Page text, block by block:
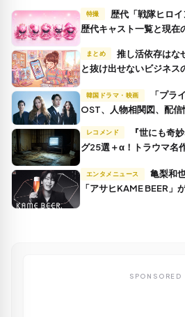
特撮
歴代キャスト一覧と現在
まとめ
推し活依存はなぜ起きる？有名人崇拝症候群
と抜け出せないビジネス
韓国ドラマ・映画
OST、人物相関図、配信
レコメンド
グ25選＋α！トラウマ名
エンタメニュース
「アサヒKAME BEER」
SPONSORED